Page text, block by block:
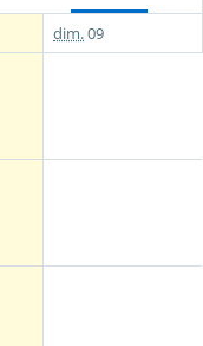
dim.09